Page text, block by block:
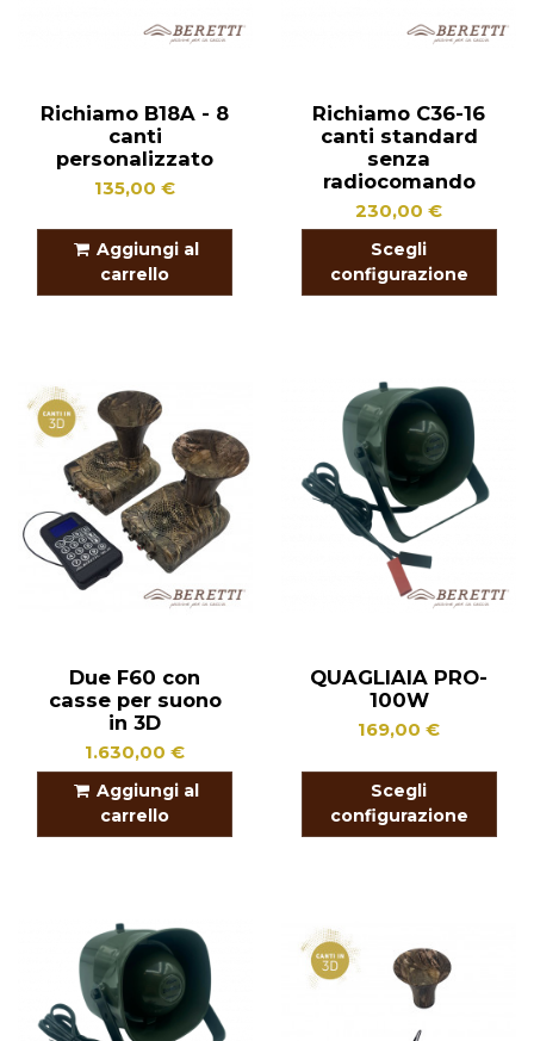
Richiamo B18A - 8
canti
personalizzato
135,00 €
Aggiungi al
carrello
Richiamo C36-16
canti standard
senza
radiocomando
230,00 €
Scegli
configurazione
Due F60 con
casse per suono
in 3D
1.630,00 €
Aggiungi al
carrello
QUAGLIAIA PRO-
100W
169,00 €
Scegli
configurazione